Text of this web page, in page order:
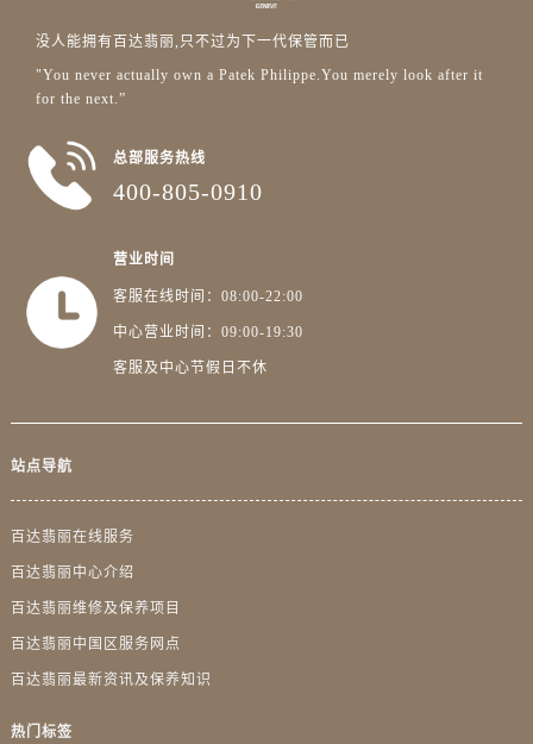
广东省深圳市罗湖区深南东路5001号华润大厦17层1701室百达翡丽售后服务中心（需提前预约）
没人能拥有百达翡丽,只不过为下一代保管而已
"You never actually own a Patek Philippe.You merely look after it
for the next.”
总部服务热线
400-805-0910
营业时间
客服在线时间：08:00-22:00
中心营业时间：09:00-19:30
客服及中心节假日不休
站点导航
百达翡丽在线服务
百达翡丽中心介绍
百达翡丽维修及保养项目
百达翡丽中国区服务网点
百达翡丽最新资讯及保养知识
热门标签